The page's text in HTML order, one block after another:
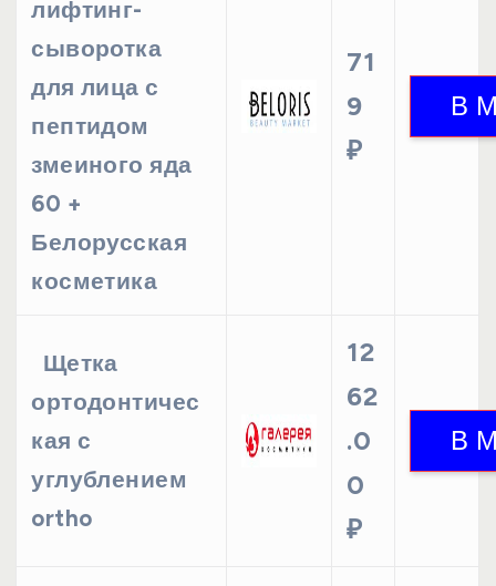
лифтинг-
сыворотка
для лица с
пептидом
змеиного яда
60 +
Белорусская
косметика
71
9
₽
Щетка
ортодонтичес
кая с
углублением
ortho
12
62
.0
0
₽